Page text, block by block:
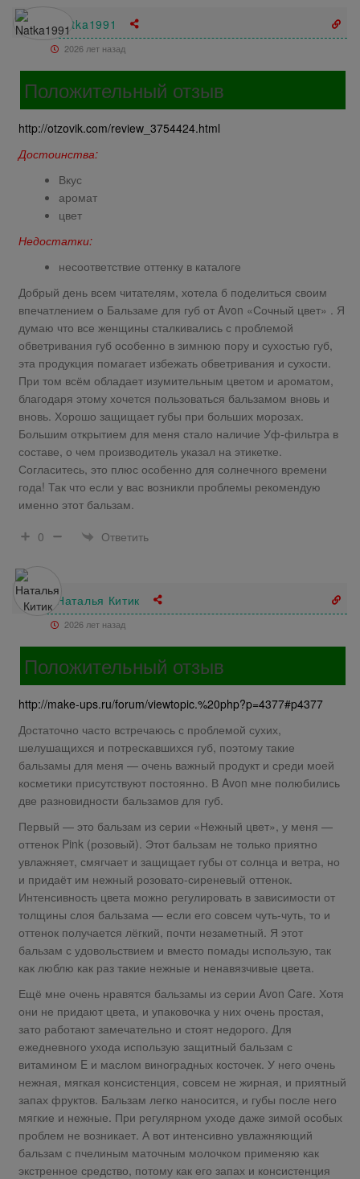
Natka1991
2026 лет назад
Положительный отзыв
http://otzovik.com/review_3754424.html
Достоинства:
Вкус
аромат
цвет
Недостатки:
несоответствие оттенку в каталоге
Добрый день всем читателям, хотела б поделиться своим
впечатлением о Бальзаме для губ от Avon «Сочный цвет» . Я
думаю что все женщины сталкивались с проблемой
обветривания губ особенно в зимнюю пору и сухостью губ,
эта продукция помагает избежать обветривания и сухости.
При том всём обладает изумительным цветом и ароматом,
благодаря этому хочется пользоваться бальзамом вновь и
вновь. Хорошо защищает губы при больших морозах.
Большим открытием для меня стало наличие Уф-фильтра в
составе, о чем производитель указал на этикетке.
Согласитесь, это плюс особенно для солнечного времени
года! Так что если у вас возникли проблемы рекомендую
именно этот бальзам.
0
Ответить
Наталья Китик
2026 лет назад
Положительный отзыв
http://make-ups.ru/forum/viewtopic.%20php?p=4377#p4377
Достаточно часто встречаюсь с проблемой сухих,
шелушащихся и потрескавшихся губ, поэтому такие
бальзамы для меня — очень важный продукт и среди моей
косметики присутствуют постоянно. В Avon мне полюбились
две разновидности бальзамов для губ.
Первый — это бальзам из серии «Нежный цвет», у меня —
оттенок Pink (розовый). Этот бальзам не только приятно
увлажняет, смягчает и защищает губы от солнца и ветра, но
и придаёт им нежный розовато-сиреневый оттенок.
Интенсивность цвета можно регулировать в зависимости от
толщины слоя бальзама — если его совсем чуть-чуть, то и
оттенок получается лёгкий, почти незаметный. Я этот
бальзам с удовольствием и вместо помады использую, так
как люблю как раз такие нежные и ненавязчивые цвета.
Ещё мне очень нравятся бальзамы из серии Avon Care. Хотя
они не придают цвета, и упаковочка у них очень простая,
зато работают замечательно и стоят недорого. Для
ежедневного ухода использую защитный бальзам с
витамином E и маслом виноградных косточек. У него очень
нежная, мягкая консистенция, совсем не жирная, и приятный
запах фруктов. Бальзам легко наносится, и губы после него
мягкие и нежные. При регулярном уходе даже зимой особых
проблем не возникает. А вот интенсивно увлажняющий
бальзам с пчелиным маточным молочком применяю как
экстренное средство, потому как его запах и консистенция